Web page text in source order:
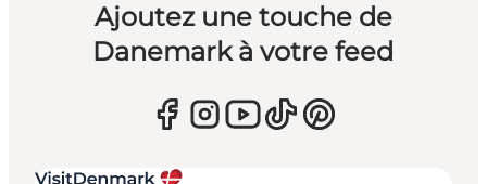
Ajoutez une touche de
Danemark à votre feed